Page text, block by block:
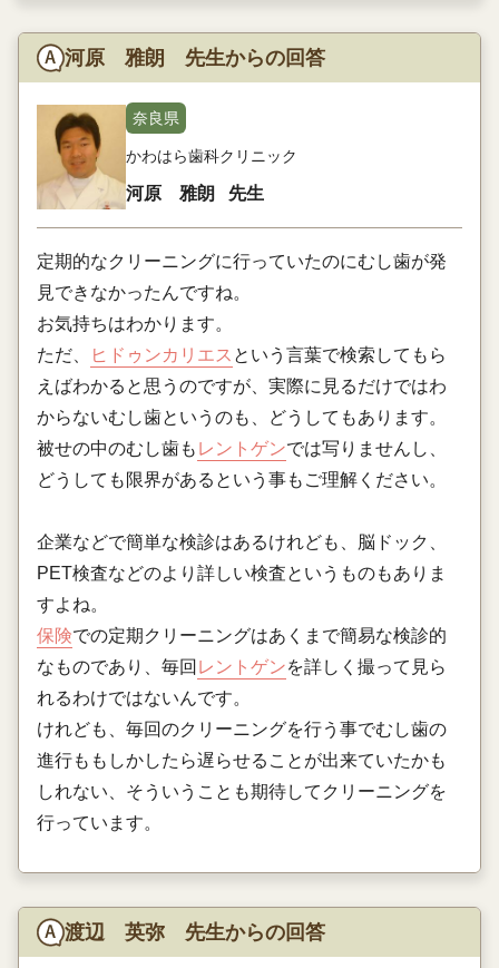
河原 雅朗 先生からの回答
奈良県
かわはら歯科クリニック
河原 雅朗 先生
定期的なクリーニングに行っていたのにむし歯が発
見できなかったんですね。
お気持ちはわかります。
ただ、
ヒドゥンカリエス という言葉で検索してもら
えばわかると思うのですが、実際に見るだけではわ
からないむし歯というのも、どうしてもあります。
被せの中のむし歯も レントゲンでは写りませんし、
どうしても限界があるという事もご理解ください。
企業などで簡単な検診はあるけれども、脳ドック、
PET検査などのより詳しい検査というものもありま
すよね。
保険での定期クリーニングはあくまで簡易な検診的
なものであり、毎回 レントゲンを詳しく撮って見ら
れるわけではないんです。
けれども、毎回のクリーニングを行う事でむし歯の
進行ももしかしたら遅らせることが出来ていたかも
しれない、そういうことも期待してクリーニングを
行っています。
渡辺 英弥 先生からの回答